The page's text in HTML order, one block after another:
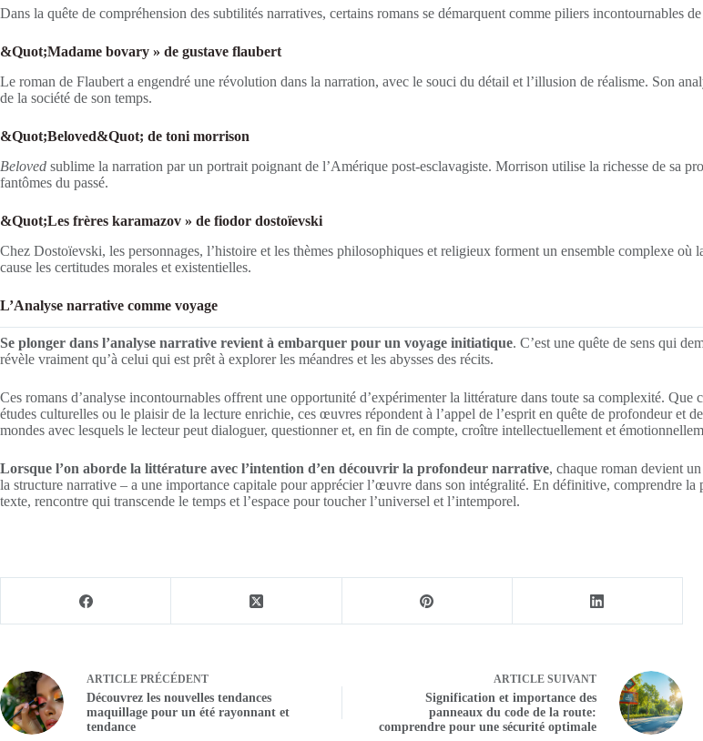
Dans la quête de compréhension des subtilités narratives, certains romans se démarquent comme piliers incontournables
&Quot;Madame bovary » de gustave flaubert
Le roman de Flaubert a engendré une révolution dans la narration, avec le souci du détail et l’illusion de réalisme. Son
de la société de son temps.
&Quot;Beloved&Quot; de toni morrison
Beloved sublime la narration par un portrait poignant de l’Amérique post-esclavagiste. Morrison utilise la richesse de sa
fantômes du passé.
&Quot;Les frères karamazov » de fiodor dostoïevski
Chez Dostoïevski, les personnages, l’histoire et les thèmes philosophiques et religieux forment un ensemble complexe
cause les certitudes morales et existentielles.
L’Analyse narrative comme voyage
Se plonger dans l’analyse narrative revient à embarquer pour un voyage initiatique. C’est une quête de sens qui
révèle vraiment qu’à celui qui est prêt à explorer les méandres et les abysses des récits.
Ces romans d’analyse incontournables offrent une opportunité d’expérimenter la littérature dans toute sa complexité.
études culturelles ou le plaisir de la lecture enrichie, ces œuvres répondent à l’appel de l’esprit en quête de profondeur et
mondes avec lesquels le lecteur peut dialoguer, questionner et, en fin de compte, croître intellectuellement et
Lorsque l’on aborde la littérature avec l’intention d’en découvrir la profondeur narrative, chaque roman devient
la structure narrative – a une importance capitale pour apprécier l’œuvre dans son intégralité. En définitive, comprendre
texte, rencontre qui transcende le temps et l’espace pour toucher l’universel et l’intemporel.
ARTICLE PRÉCÉDENT
Découvrez les nouvelles tendances
maquillage pour un été rayonnant et
tendance
ARTICLE SUIVANT
Signification et importance des
panneaux du code de la route:
comprendre pour une sécurité optimale